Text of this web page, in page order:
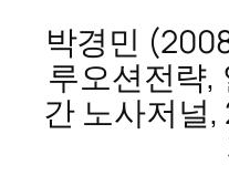
박경민
루오션전략,
간 노사저널